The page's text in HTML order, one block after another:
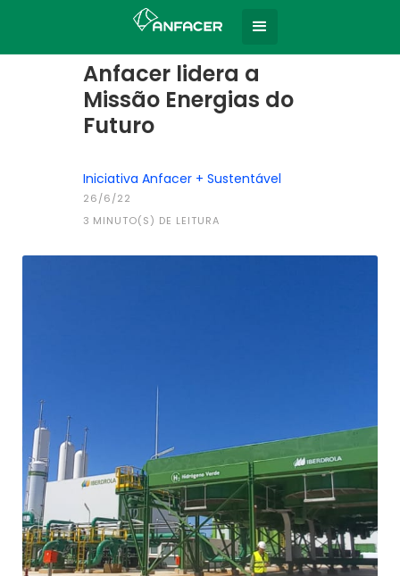
Todas as notícias
Anfacer lidera a
Missão Energias do
Futuro
Iniciativa Anfacer + Sustentável
26/6/22
3 MINUTO(S) DE LEITURA